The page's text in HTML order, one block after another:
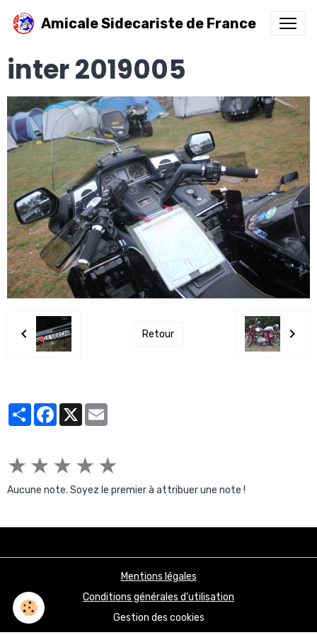
Amicale Sidecariste de France
inter 2019005
Retour
PartagerFacebook
X
★ ★ ★ ★ ★
Aucune note. Soyez le premier à attribuer une note !
Mentions légales
Conditions générales d'utilisation
Gestion des cookies